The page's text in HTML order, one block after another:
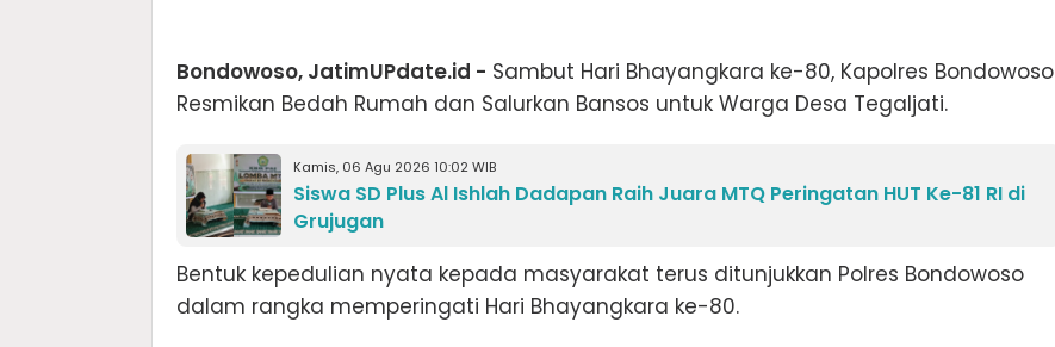
Bondowoso, JatimUPdate.id - Sambut Hari Bhayangkara ke-80, Kapolres Bondowoso
Resmikan Bedah Rumah dan Salurkan Bansos untuk Warga Desa Tegaljati.
Kamis, 06 Agu 2026 10:02 WIB
Siswa SD Plus Al Ishlah Dadapan Raih Juara MTQ Peringatan HUT Ke-81 RI di
Grujugan
Bentuk kepedulian nyata kepada masyarakat terus ditunjukkan Polres Bondowoso
dalam rangka memperingati Hari Bhayangkara ke-80.